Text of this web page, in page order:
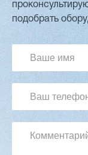
2 901 639 ₽
Артикул: 2497
Станок
подобрать